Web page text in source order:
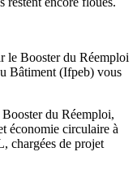
le Booster du Réemploi
Bâtiment (Ifpeb) vous
du Réemploi,
économie circulaire à
chargées de projet